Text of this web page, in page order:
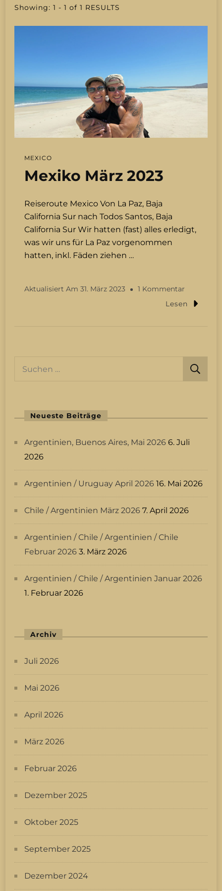
Showing: 1 - 1 of 1 RESULTS
MEXICO
Mexiko März 2023
Reiseroute Mexico Von La Paz, Baja
California Sur nach Todos Santos, Baja
California Sur Wir hatten (fast) alles erledigt,
was wir uns für La Paz vorgenommen
hatten, inkl. Fäden ziehen …
Aktualisiert Am 31. März 2023 1 Kommentar
Mexiko
Lesen
Neueste Beiträge
Argentinien, Buenos Aires, Mai 2026 6. Juli
2026
Argentinien / Uruguay April 2026 16. Mai 2026
Chile / Argentinien März 2026 7. April 2026
Argentinien / Chile / Argentinien / Chile
Februar 2026 3. März 2026
Argentinien / Chile / Argentinien Januar 2026
1. Februar 2026
Archiv
Juli 2026
Mai 2026
April 2026
März 2026
Februar 2026
Dezember 2025
Oktober 2025
September 2025
Dezember 2024